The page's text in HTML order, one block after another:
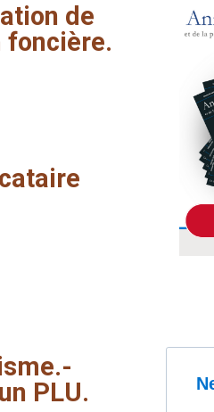
Fiscalité
de
foncière.
un PLU.